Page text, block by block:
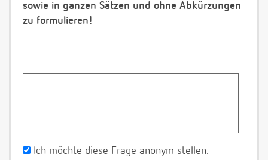
sowie in ganzen Sätzen und ohne Abkürzungen
zu formulieren!
Ich möchte diese Frage anonym stellen.